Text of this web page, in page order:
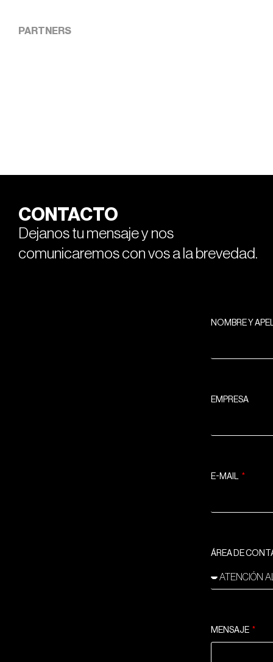
PARTNERS
CONTACTO
Dejanos tu mensaje y nos
comunicaremos con vos a la brevedad.
NOMBRE Y
EMPRESA
E-MAIL
ÁREA DE
MENSAJE